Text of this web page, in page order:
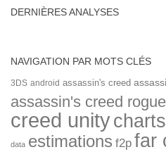
DERNIÈRES ANALYSES
NAVIGATION PAR MOTS CLÉS
3DS android assassin's creed
assassin's creed rogue
creed unitycharts
data estimations f2p far